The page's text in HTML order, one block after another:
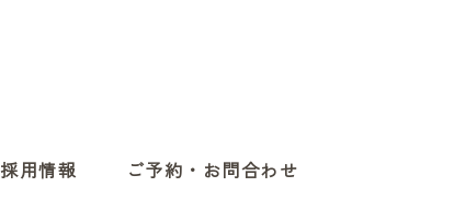
採用情報 ご予約・お問合わせ